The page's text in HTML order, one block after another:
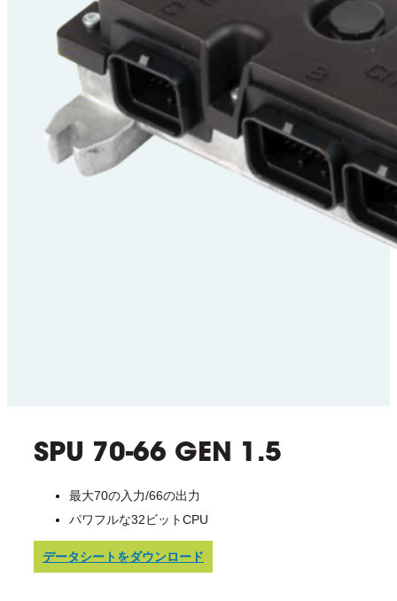
SPU 70-66 GEN 1.5
最大70の入力/66の出力
パワフルな32ビットCPU
データシートをダウンロード